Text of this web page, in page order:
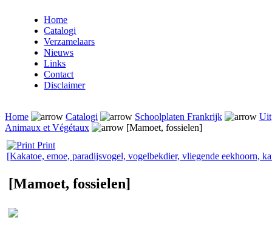
Home
Catalogi
Verzamelaars
Nieuws
Links
Contact
Disclaimer
Home Catalogi Schoolplaten Frankrijk
Animaux et Végétaux
[Mamoet, fossielen]
Print
[Kakatoe, emoe, paradijsvogel, vogelbekdier, vliegende eekhoorn,
[Mamoet, fossielen]